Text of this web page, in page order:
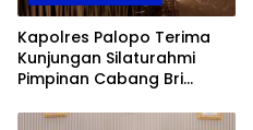
Kapolres Palopo Terima
Kunjungan Silaturahmi
Pimpinan Cabang Bri